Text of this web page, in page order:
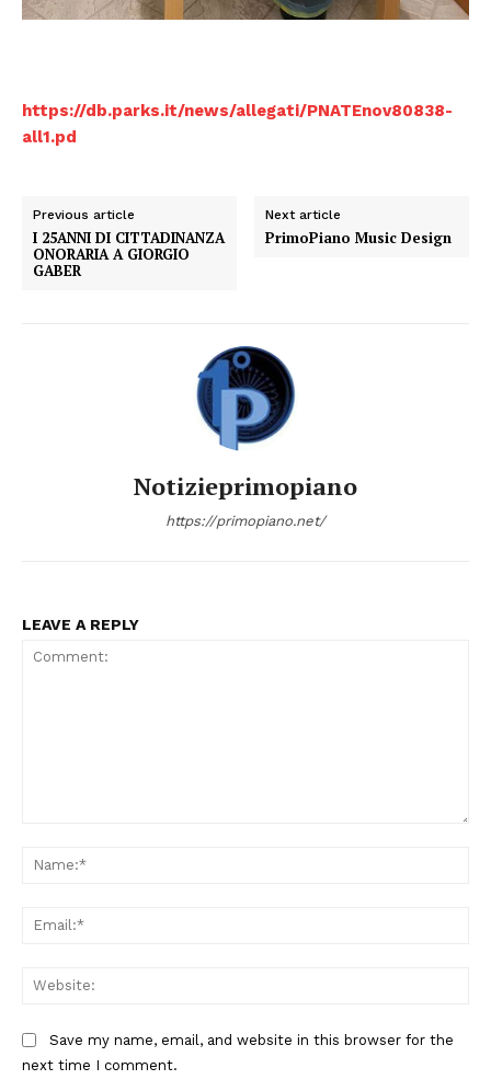
https://db.parks.it/news/allegati/PNATEnov80838-
all1.pd
Previous article
I 25ANNI DI CITTADINANZA
ONORARIA A GIORGIO
GABER
Next article
PrimoPiano Music Design
Notizieprimopiano
https://primopiano.net/
LEAVE A REPLY
Save my name, email, and website in this browser for the
next time I comment.